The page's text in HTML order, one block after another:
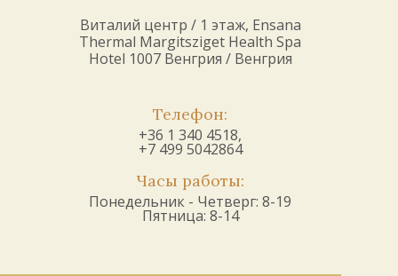
Виталий центр / 1 этаж, Ensana
Thermal Margitsziget Health Spa
Hotel 1007 Венгрия / Венгрия
Телефон:
+36 1 340 4518,
+7 499 5042864
Часы работы:
Понедельник - Четверг: 8-19
Пятница: 8-14